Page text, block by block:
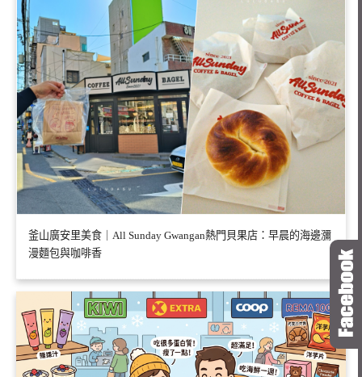
釜山廣安里美食｜All Sunday Gwangan熱門貝果店：早晨的海邊瀰
漫麵包與咖啡香